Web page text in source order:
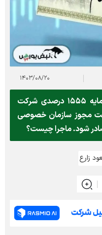
۱۴۰۳/۰۸/۲۰
سهام عدالت مانع افزایش سرمایه ۱۵۵۵ درصدی شرکت
مجوز سازمان خصوصی
شود. ماجرا چیست؟
زارع